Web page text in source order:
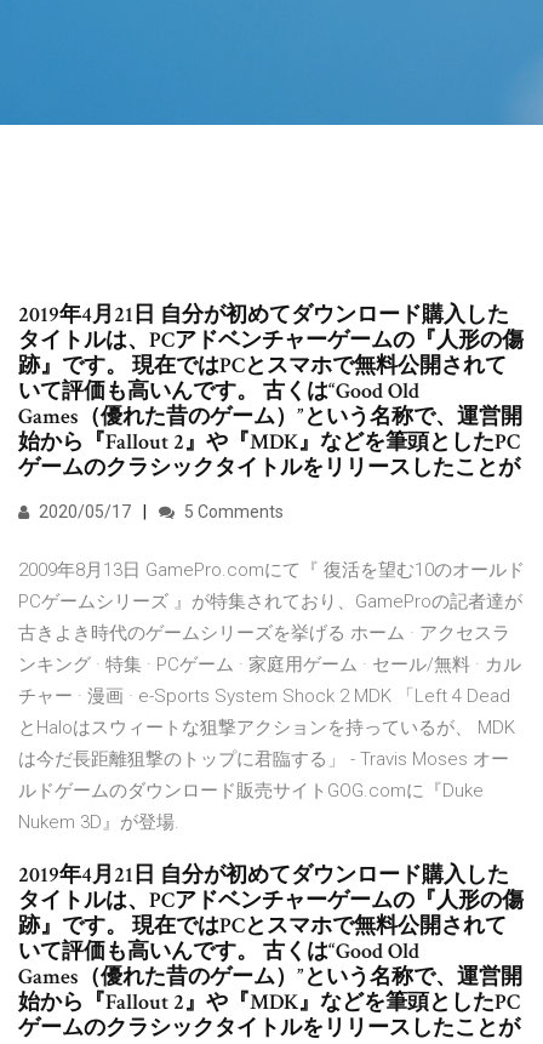
2019年4月21日 自分が初めてダウンロード購入した
タイトルは、PCアドベンチャーゲームの『人形の傷
跡』です。 現在ではPCとスマホで無料公開されて
いて評価も高いんです。 古くは“Good Old
Games（優れた昔のゲーム）”という名称で、運営開
始から『Fallout 2』や『MDK』などを筆頭としたPC
ゲームのクラシックタイトルをリリースしたことが
2020/05/17 5 Comments
2009年8月13日 GamePro.comにて『 復活を望む10のオールド
PCゲームシリーズ 』が特集されており、GameProの記者達が
古きよき時代のゲームシリーズを挙げる ホーム · アクセスラ
ンキング · 特集 · PCゲーム · 家庭用ゲーム · セール/無料 · カル
チャー · 漫画 · e-Sports System Shock 2 MDK 「Left 4 Dead
とHaloはスウィートな狙撃アクションを持っているが、 MDK
は今だ長距離狙撃のトップに君臨する」 - Travis Moses オー
ルドゲームのダウンロード販売サイトGOG.comに『Duke
Nukem 3D』が登場.
2019年4月21日 自分が初めてダウンロード購入した
タイトルは、PCアドベンチャーゲームの『人形の傷
跡』です。 現在ではPCとスマホで無料公開されて
いて評価も高いんです。 古くは“Good Old
Games（優れた昔のゲーム）”という名称で、運営開
始から『Fallout 2』や『MDK』などを筆頭としたPC
ゲームのクラシックタイトルをリリースしたことが